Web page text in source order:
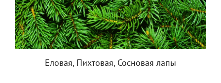
Еловая, Пихтовая, Сосновая лапы